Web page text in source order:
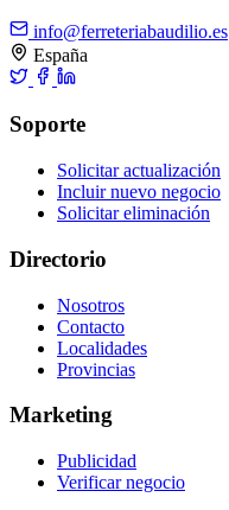
info@ferreteriabaudilio.es
España
Soporte
Solicitar actualización
Incluir nuevo negocio
Solicitar eliminación
Directorio
Nosotros
Contacto
Localidades
Provincias
Marketing
Publicidad
Verificar negocio